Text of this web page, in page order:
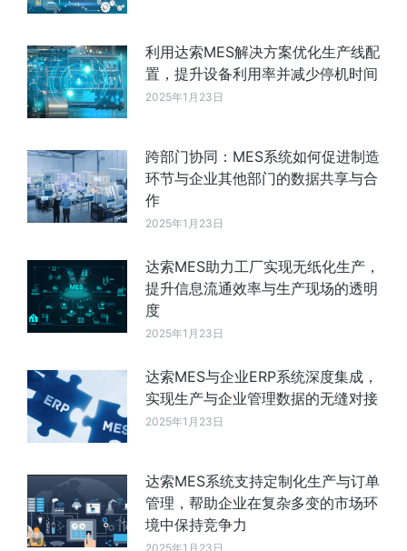
利用达索MES解决方案优化生产线配
置，提升设备利用率并减少停机时间
2025年1月23日
跨部门协同：MES系统如何促进制造
环节与企业其他部门的数据共享与合
作
2025年1月23日
达索MES助力工厂实现无纸化生产，
提升信息流通效率与生产现场的透明
度
2025年1月23日
达索MES与企业ERP系统深度集成，
实现生产与企业管理数据的无缝对接
2025年1月23日
达索MES系统支持定制化生产与订单
管理，帮助企业在复杂多变的市场环
境中保持竞争力
2025年1月23日